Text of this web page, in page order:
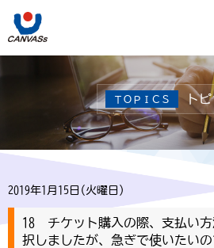
ＴＯＰＩＣＳ トピ
2019年1月15日(火曜日)
18 チケット購入の際、支払い
択しましたが、急ぎで使いたい